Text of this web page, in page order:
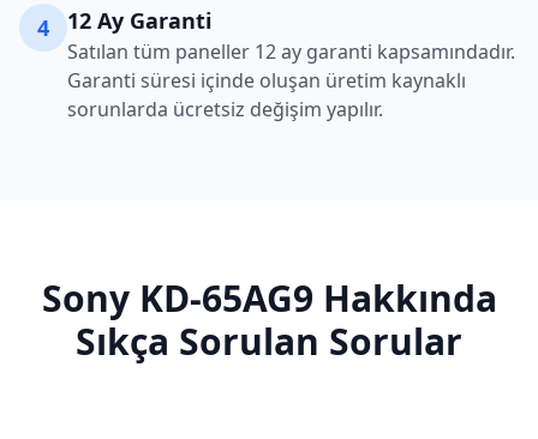
4 12 Ay Garanti
Satılan tüm paneller 12 ay garanti kapsamındadır.
Garanti süresi içinde oluşan üretim kaynaklı
sorunlarda ücretsiz değişim yapılır.
Sony KD-65AG9 Hakkında
Sıkça Sorulan Sorular